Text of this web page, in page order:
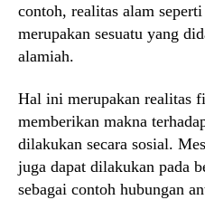
contoh, realitas alam
merupakan sesuatu yang
alamiah.
Hal ini merupakan realitas
memberikan makna
dilakukan secara sosial.
juga dapat dilakukan pada
sebagai contoh hubungan